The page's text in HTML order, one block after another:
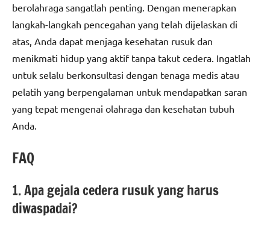
berolahraga sangatlah penting. Dengan menerapkan
langkah-langkah pencegahan yang telah dijelaskan di
atas, Anda dapat menjaga kesehatan rusuk dan
menikmati hidup yang aktif tanpa takut cedera. Ingatlah
untuk selalu berkonsultasi dengan tenaga medis atau
pelatih yang berpengalaman untuk mendapatkan saran
yang tepat mengenai olahraga dan kesehatan tubuh
Anda.
FAQ
1. Apa gejala cedera rusuk yang harus
diwaspadai?